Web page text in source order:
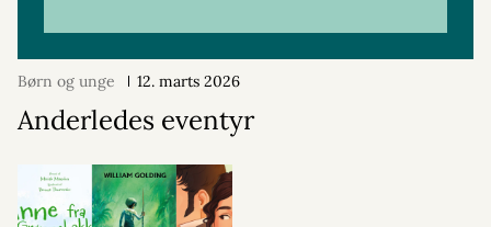
Børn og unge 12. marts 2026
Anderledes eventyr